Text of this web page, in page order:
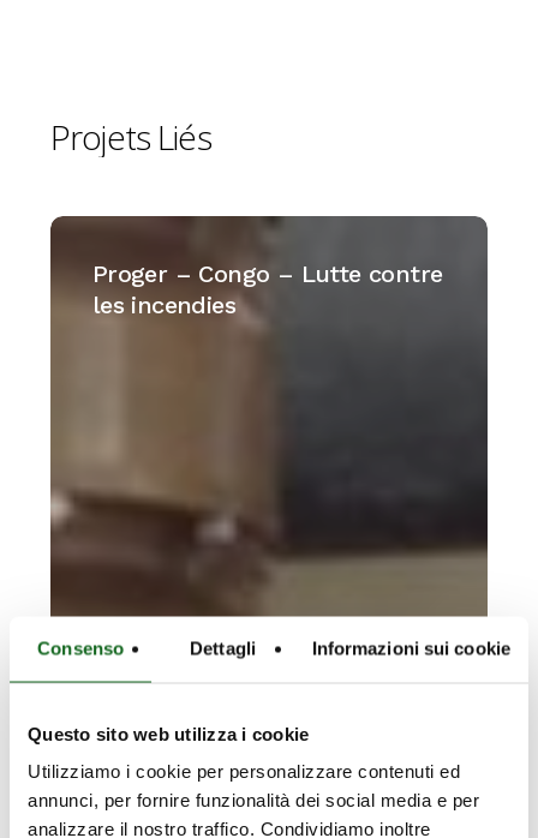
Consenso Dettagli Informazioni sui cookie
Questo sito web utilizza i cookie
Utilizziamo i cookie per personalizzare contenuti ed
annunci, per fornire funzionalità dei social media e per
analizzare il nostro traffico. Condividiamo inoltre
Projets Liés
Proger
Congo
Proger – Congo – Lutte contre
les incendies